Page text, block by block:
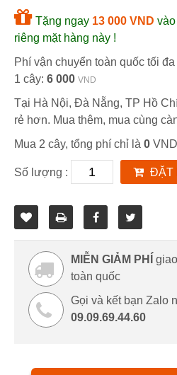
Tặng ngay 13 000 VND
riêng mặt hàng này !
Phí vận chuyển toàn quốc tối
1 cây: 6 000 VND
Tại Hà Nội, Đà Nẵng, TP Hồ
rẻ hơn. Mua thêm, mua cùng
Mua 2 cây, tổng phí chỉ là 0 VND
Số lượng : ĐẶT
MIỄN GIẢM PHÍ
toàn quốc
Gọi và kết bạn Zalo
09.09.69.44.60